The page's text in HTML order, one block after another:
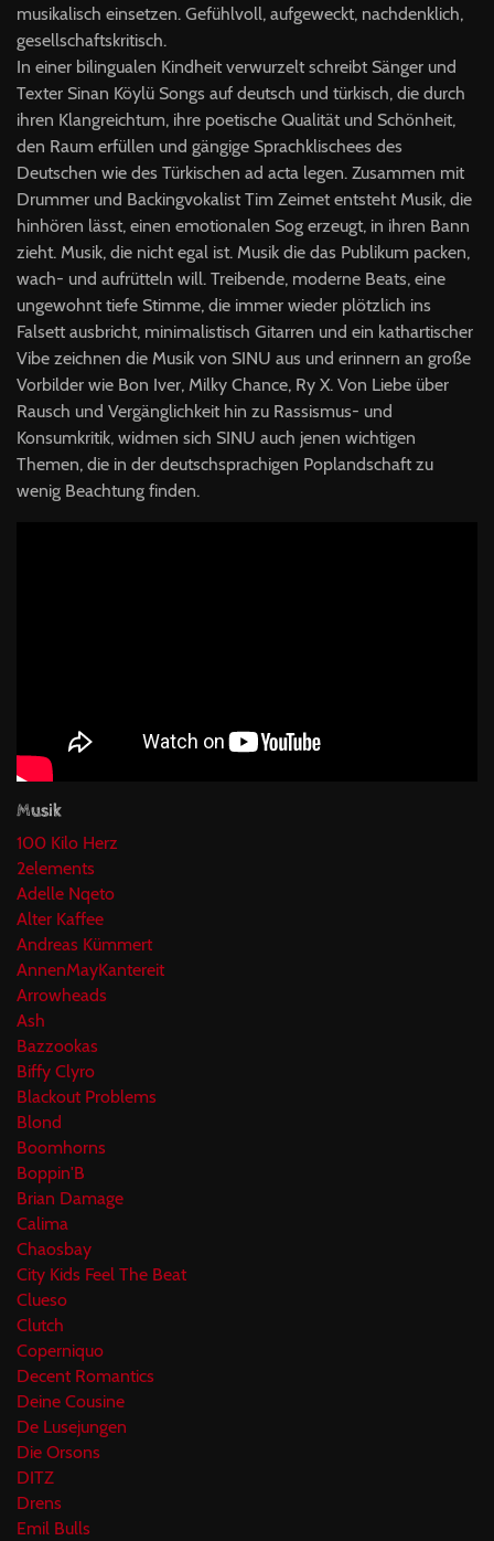
musikalisch einsetzen. Gefühlvoll, aufgeweckt, nachdenklich,
gesellschaftskritisch.
In einer bilingualen Kindheit verwurzelt schreibt Sänger und
Texter Sinan Köylü Songs auf deutsch und türkisch, die durch
ihren Klangreichtum, ihre poetische Qualität und Schönheit,
den Raum erfüllen und gängige Sprachklischees des
Deutschen wie des Türkischen ad acta legen. Zusammen mit
Drummer und Backingvokalist Tim Zeimet entsteht Musik, die
hinhören lässt, einen emotionalen Sog erzeugt, in ihren Bann
zieht. Musik, die nicht egal ist. Musik die das Publikum packen,
wach- und aufrütteln will. Treibende, moderne Beats, eine
ungewohnt tiefe Stimme, die immer wieder plötzlich ins
Falsett ausbricht, minimalistisch Gitarren und ein kathartischer
Vibe zeichnen die Musik von SINU aus und erinnern an große
Vorbilder wie Bon Iver, Milky Chance, Ry X. Von Liebe über
Rausch und Vergänglichkeit hin zu Rassismus- und
Konsumkritik, widmen sich SINU auch jenen wichtigen
Themen, die in der deutschsprachigen Poplandschaft zu
wenig Beachtung finden.
Musik
100 Kilo Herz
2elements
Adelle Nqeto
Alter Kaffee
Andreas Kümmert
AnnenMayKantereit
Arrowheads
Ash
Bazzookas
Biffy Clyro
Blackout Problems
Blond
Boomhorns
Boppin'B
Brian Damage
Calima
Chaosbay
City Kids Feel The Beat
Clueso
Clutch
Coperniquo
Decent Romantics
Deine Cousine
De Lusejungen
Die Orsons
DITZ
Drens
Emil Bulls